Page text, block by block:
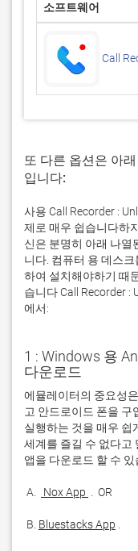
소프트웨어
Call
또 다른 옵션은 아
입니다:
사용 Call Recorder :
제로 매우 쉽습니다하
신은 분명히 아래 나열
니다. 컴퓨터 용 데스
하여 설치해야하기 때
습니다 Call Recorder :
에서:
1 : Windows 용
다운로드
에뮬레이터의 중요성
고 안드로이드 폰을 구
실행하는 것을 매우 쉽
세계를 즐길 수 없다고
A. Nox App
B. Bluestacks App